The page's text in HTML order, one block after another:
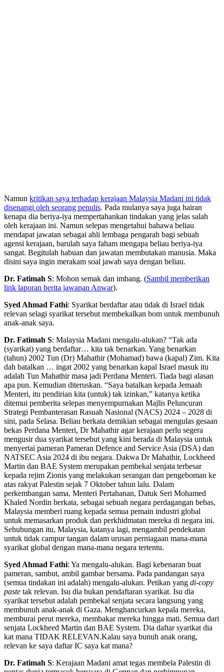
Namun kritikan saya terhadap kerajaan Malaysia Madani ini tidak
disenangi oleh seorang penulis. Pada mulanya saya juga hairan
kenapa dia beriya-iya mempertahankan tindakan yang jelas salah
oleh kerajaan ini. Namun selepas mengetahui bahawa beliau
mendapat jawatan sebagai ahli lembaga pengarah bagi sebuah
agensi kerajaan, barulah saya faham mengapa beliau beriya-iya
sangat. Begitulah habuan dan jawatan membutakan manusia. Maka
disini saya ingin merakam soal jawab saya dengan beliau.
Dr. Fatimah S: Mohon semak dan imbang. (Sambil memberikan
link laporan berita jawapan Anwar).
Syed Ahmad Fathi: Syarikat berdaftar atau tidak di Israel tidak
relevan selagi syarikat tersebut membekalkan bom untuk membunuh
anak-anak saya.
Dr. Fatimah S: Malaysia Madani mengalu-alukan? “Tak ada
(syarikat) yang berdaftar… kita tak benarkan. Yang benarkan
(tahun) 2002 Tun (Dr) Mahathir (Mohamad) bawa (kapal) Zim. Kita
dah batalkan … ingat 2002 yang benarkan kapal Israel masuk itu
adalah Tun Mahathir masa jadi Perdana Menteri. Tiada bagi alasan
apa pun. Kemudian diteruskan. “Saya batalkan kepada Jemaah
Menteri, itu pendirian kita (untuk) tak izinkan,” katanya ketika
ditemui pemberita selepas menyempurnakan Majlis Peluncuran
Strategi Pembanterasan Rasuah Nasional (NACS) 2024 – 2028 di
sini, pada Selasa. Beliau berkata demikian sebagai mengulas gesaan
bekas Perdana Menteri, Dr Mahathir agar kerajaan perlu segera
mengusir dua syarikat tersebut yang kini berada di Malaysia untuk
menyertai pameran Pameran Defence and Service Asia (DSA) dan
NATSEC Asia 2024 di ibu negara. Dakwa Dr Mahathir, Lockheed
Martin dan BAE System merupakan pembekal senjata terbesar
kepada rejim Zionis yang melakukan serangan dan pengeboman ke
atas rakyat Palestin sejak 7 Oktober tahun lalu. Dalam
perkembangan sama, Menteri Pertahanan, Datuk Seri Mohamed
Khaled Nordin berkata, sebagai sebuah negara perdagangan bebas,
Malaysia memberi ruang kepada semua pemain industri global
untuk memasarkan produk dan perkhidmatan mereka di negara ini.
Sehubungan itu, Malaysia, katanya lagi, mengambil pendekatan
untuk tidak campur tangan dalam urusan perniagaan mana-mana
syarikat global dengan mana-mana negara tertentu.
Syed Ahmad Fathi: Ya mengalu-alukan. Bagi kebenaran buat
pameran, sambut, ambil gambar bersama. Pada pandangan saya
(semua tindakan ini adalah) mengalu-alukan. Petikan yang di-copy
paste tak relevan. Isu dia bukan pendaftaran syarikat. Isu dia
syarikat tersebut adalah pembekal senjata secara langsung yang
membunuh anak-anak di Gaza. Menghancurkan kepala mereka,
memburai perut mereka, membakar mereka hingga mati. Semua dari
senjata Lockheed Martin dan BAE System. Dia daftar syarikat dia
kat mana TIDAK RELEVAN.Kalau saya bunuh anak orang,
relevan ke saya daftar IC saya kat mana?
Dr. Fatimah S: Kerajaan Madani amat tegas membela Palestin di